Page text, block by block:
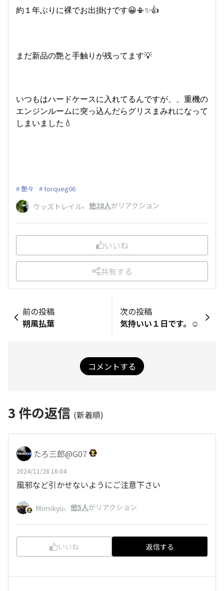
約１年ぶりに裸でお出掛けです😀📳✨👍
まだ新品の艶と手触りが残ってます💡
いつもはハードケースに入れてるんですが、、重機の
エンジンルームに突っ込んだらグリスまみれになって
しまいました💧
艶々 torqueg06
ウッズトレイル、 他28人がリアクション
いいね
共有する
前の投稿
朔風払葉
次の投稿
気持いい１日です。☺️
コメントする
3 件の返信 (新着順)
たろ三郎@G07
2024/11/28 16:04
風邪など引かせないようにご注意下さい
Mimikyu、 他5人がリアクション
いいね 返信する